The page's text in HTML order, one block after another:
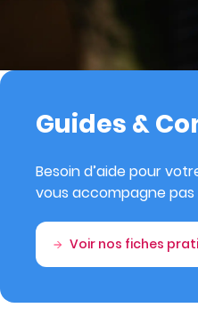
Guides &
Besoin d’aide pour
vous accompagne pas
Voir nos fiches